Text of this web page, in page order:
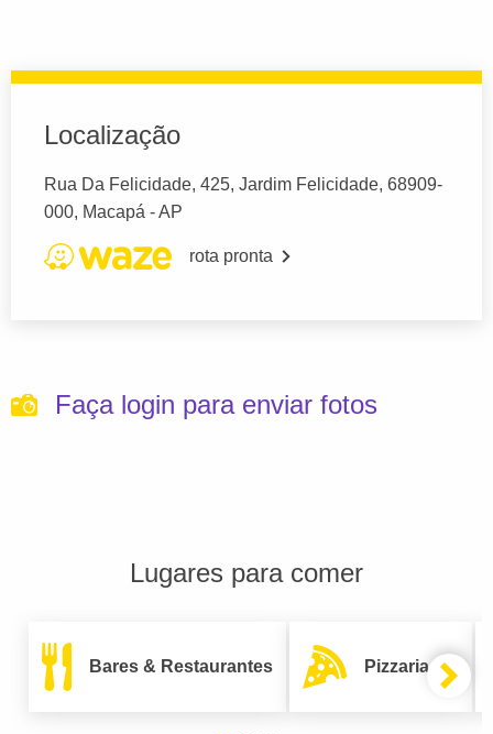
Localização
Rua Da Felicidade, 425, Jardim Felicidade, 68909-
000, Macapá - AP
rota pronta
Faça login para enviar fotos
Lugares para comer
Bares & Restaurantes Pizzarias